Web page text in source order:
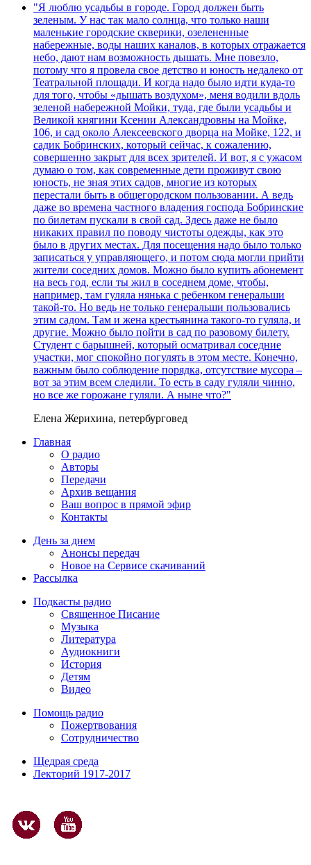
"Я люблю усадьбы в городе. Город должен быть
зеленым. У нас так мало солнца, что только наши
маленькие городские скверики, озелененные
набережные, воды наших каналов, в которых отражается
небо, дают нам возможность дышать. Мне повезло,
потому что я провела свое детство и юность недалеко от
Театральной площади. И когда надо было идти куда-то
для того, чтобы «дышать воздухом», меня водили вдоль
зеленой набережной Мойки, туда, где были усадьбы и
Великой княгини Ксении Александровны на Мойке,
106, и сад около Алексеевского дворца на Мойке, 122, и
садик Бобринских, который сейчас, к сожалению,
совершенно закрыт для всех зрителей. И вот, я с ужасом
думаю о том, как современные дети проживут свою
юность, не зная этих садов, многие из которых
перестали быть в общегородском пользовании. А ведь
даже во времена частного владения господа Бобринские
по билетам пускали в свой сад. Здесь даже не было
никаких правил по поводу чистоты одежды, как это
было в других местах. Для посещения надо было только
записаться у управляющего, и потом сюда могли прийти
жители соседних домов. Можно было купить абонемент
на весь год, если ты жил в соседнем доме, чтобы,
например, там гуляла нянька с ребенком генеральши
такой-то. Но ведь не только генеральши пользовались
этим садом. Там и жена крестьянина такого-то гуляла, и
другие. Можно было пойти в сад по разовому билету.
Студент с барышней, который осматривал соседние
участки, мог спокойно погулять в этом месте. Конечно,
важным было соблюдение порядка, отсутствие мусора –
вот за этим всем следили. То есть в саду гуляли чинно,
но все же горожане гуляли. А ныне что?"
Елена Жерихина, петербурговед
Главная
О радио
Авторы
Передачи
Архив вещания
Ваш вопрос в прямой эфир
Контакты
День за днем
Анонсы передач
Новое на Сервисе скачиваний
Рассылка
Подкасты радио
Священное Писание
Музыка
Литература
Аудиокниги
История
Детям
Видео
Помощь радио
Пожертвования
Сотрудничество
Щедрая среда
Лекторий 1917-2017